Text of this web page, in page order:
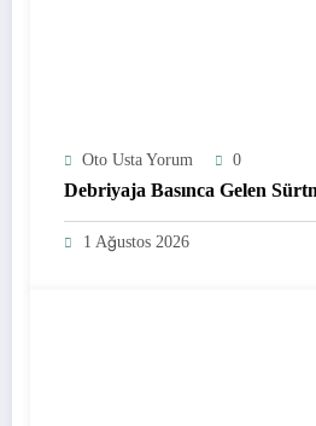
Oto Usta Yorum 0
Debriyaja Basınca Gelen
1 Ağustos 2026